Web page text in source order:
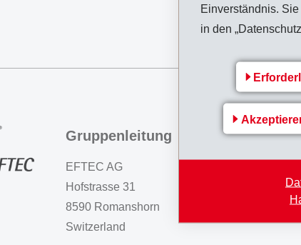
Einverständnis.
in den
Gruppenleitung
EFTEC AG
Hofstrasse 31
8590 Romanshorn
Switzerland